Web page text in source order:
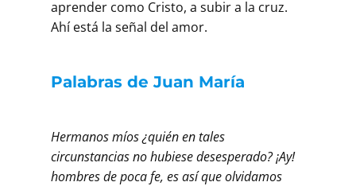
aprender como Cristo, a subir a la cruz.
Ahí está la señal del amor.
Palabras de Juan María
Hermanos míos ¿quién en tales
circunstancias no hubiese desesperado? ¡Ay!
hombres de poca fe, es así que olvidamos